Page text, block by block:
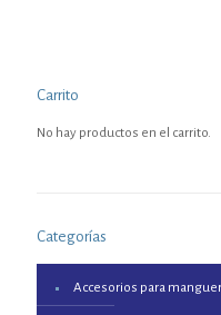
Carrito
No hay productos en el carrito.
Categorías
Accesorios para